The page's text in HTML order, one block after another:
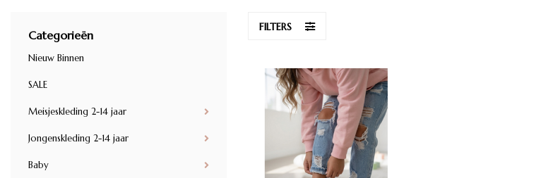
Categorieën
Nieuw Binnen
SALE
Meisjeskleding 2-14 jaar
Jongenskleding 2-14 jaar
Baby
FILTERS